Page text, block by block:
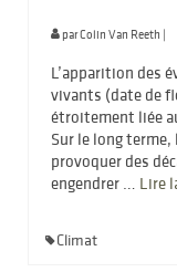
parColin Van Reeth |
L’apparition des
vivants (date de
étroitement liée
Sur le long
provoquer des
engendrer … Lire
Climat